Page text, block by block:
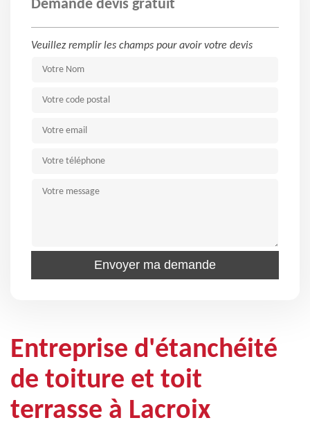
Demande devis gratuit
Veuillez remplir les champs pour avoir votre devis
Entreprise d'étanchéité
de toiture et toit
terrasse à Lacroix